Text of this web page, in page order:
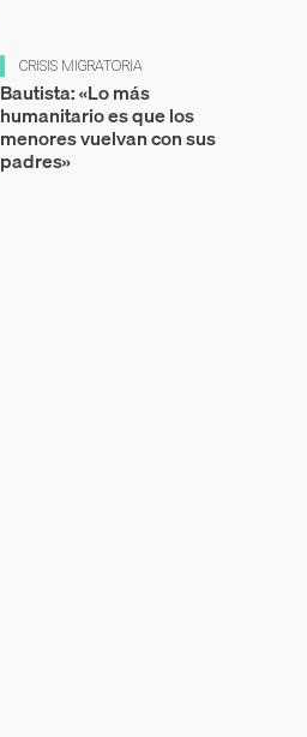
CRISIS MIGRATORIA
Bautista: «Lo más
humanitario es que los
menores vuelvan con sus
padres»